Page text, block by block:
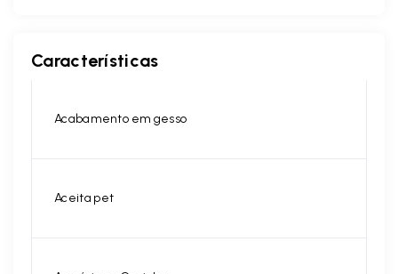
Características
Acabamento em gesso
Aceita pet